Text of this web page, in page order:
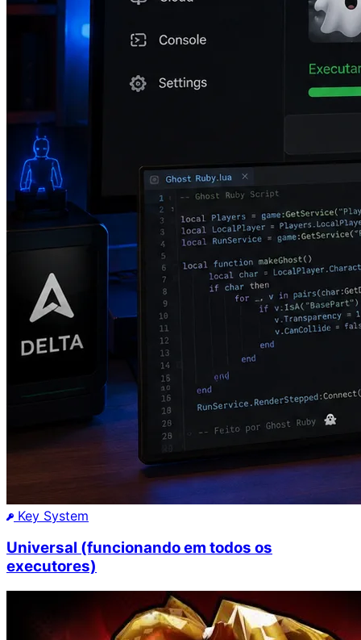
Key System
Universal (funcionando em todos os
executores)